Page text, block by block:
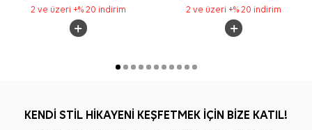
2 ve üzeri +% 20 indirim 2 ve üzeri +% 20 indirim
KENDİ STİL HİKAYENİ KEŞFETMEK İÇİN BİZE KATIL!